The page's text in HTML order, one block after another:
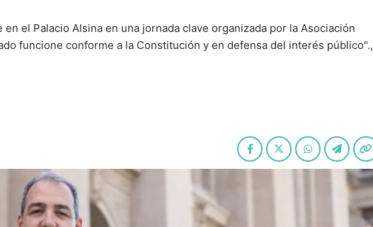
el Palacio Alsina en una jornada clave organizada por la Asociación
funcione conforme a la Constitución y en defensa del interés público".,